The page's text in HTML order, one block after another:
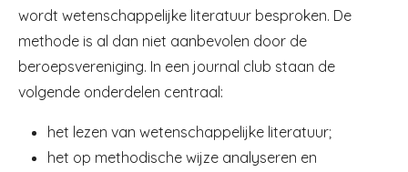
wordt wetenschappelijke literatuur besproken. De
methode is al dan niet aanbevolen door de
beroepsvereniging. In een journal club staan de
volgende onderdelen centraal:
het lezen van wetenschappelijke literatuur;
het op methodische wijze analyseren en